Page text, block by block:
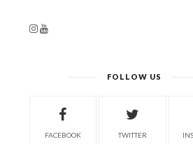
FOLLOW US
FACEBOOK TWITTER